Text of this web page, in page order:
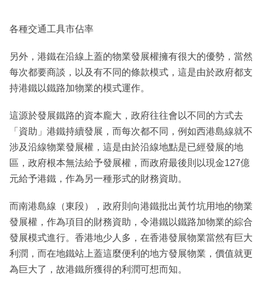
各種交通工具市佔率
另外，港鐵在沿線上蓋的物業發展權擁有很大的優勢，當然
每次都要商談，以及有不同的條款模式，這是由於政府都支
持港鐵以鐵路加物業的模式運作。
這源於發展鐵路的資本龐大，政府往往會以不同的方式去
「資助」港鐵持續發展，而每次都不同，例如西港島線就不
涉及沿線物業發展權，這是由於沿線地點是已經發展的地
區，政府根本無法給予發展權，而政府最後則以現金127億
元給予港鐵，作為另一種形式的財務資助。
而南港島線（東段），政府則向港鐵批出黃竹坑用地的物業
發展權，作為項目的財務資助，令港鐵以鐵路加物業的綜合
發展模式進行。香港地少人多，在香港發展物業當然有巨大
利潤，而在地鐵站上蓋這麼便利的地方發展物業，價值就更
為巨大了，故港鐵所獲得的利潤可想而知。